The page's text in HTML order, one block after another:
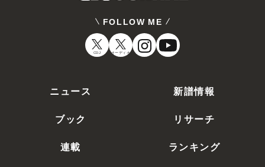
FOLLOW ME
CDJ オーディオ
ニュース
新譜情報
ブック
リサーチ
連載
ランキング